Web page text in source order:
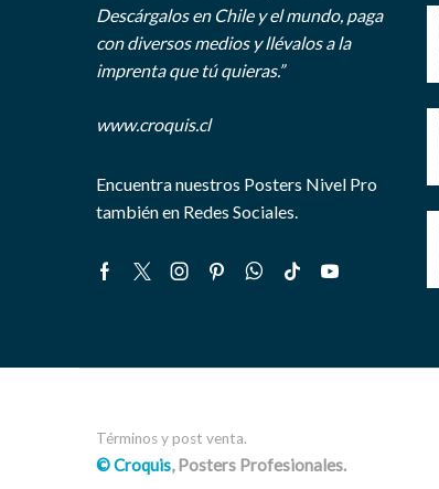
Descárgalos en Chile y el mundo, paga
con diversos medios y llévalos a la
imprenta que tú quieras.”
www.croquis.cl
Encuentra nuestros Posters Nivel Pro
también en Redes Sociales.
Facebook
TwitterInstagram
PinterestWhatsapp
Tik- Youtube
Términos y post venta.
© Croquis, Posters Profesionales.